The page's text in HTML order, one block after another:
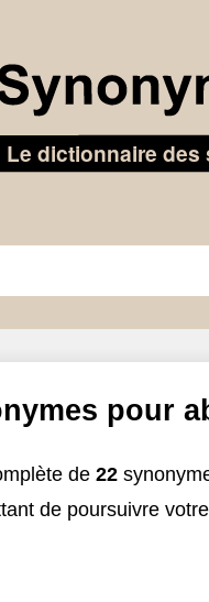
pour
de 22
de poursuivre